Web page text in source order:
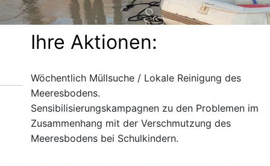
Ihre Aktionen:
Wöchentlich Müllsuche / Lokale Reinigung des
Meeresbodens.
Sensibilisierungskampagnen zu den Problemen im
Zusammenhang mit der Verschmutzung des
Meeresbodens bei Schulkindern.